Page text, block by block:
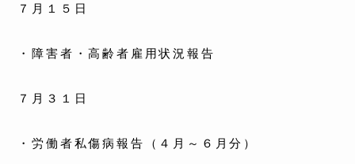
７月１５日
・障害者・高齢者雇用状況報告
７月３１日
・労働者私傷病報告（４月～６月分）